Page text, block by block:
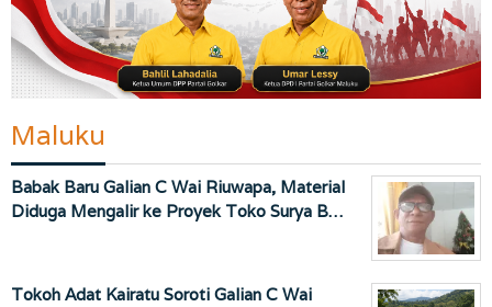
Maluku
Babak Baru Galian C Wai Riuwapa, Material
Diduga Mengalir ke Proyek Toko Surya B…
Tokoh Adat Kairatu Soroti Galian C Wai